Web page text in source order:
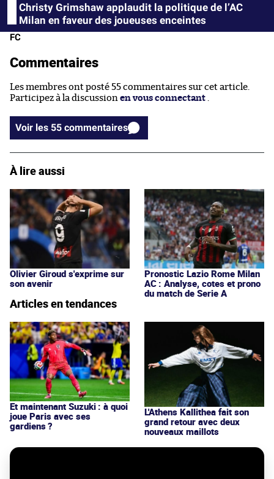
Christy Grimshaw applaudit la politique de l’AC
Milan en faveur des joueuses enceintes
FC
Commentaires
Les membres ont posté 55 commentaires sur cet article.
Participez à la discussion en vous connectant
Voir les 55 commentaires
À lire aussi
Olivier Giroud s'exprime sur
son avenir
Pronostic Lazio Rome Milan
AC : Analyse, cotes et prono
du match de Serie A
Articles en tendances
Et maintenant Suzuki : à quoi
joue Paris avec ses
gardiens ?
L'Athens Kallithea fait son
grand retour avec deux
nouveaux maillots